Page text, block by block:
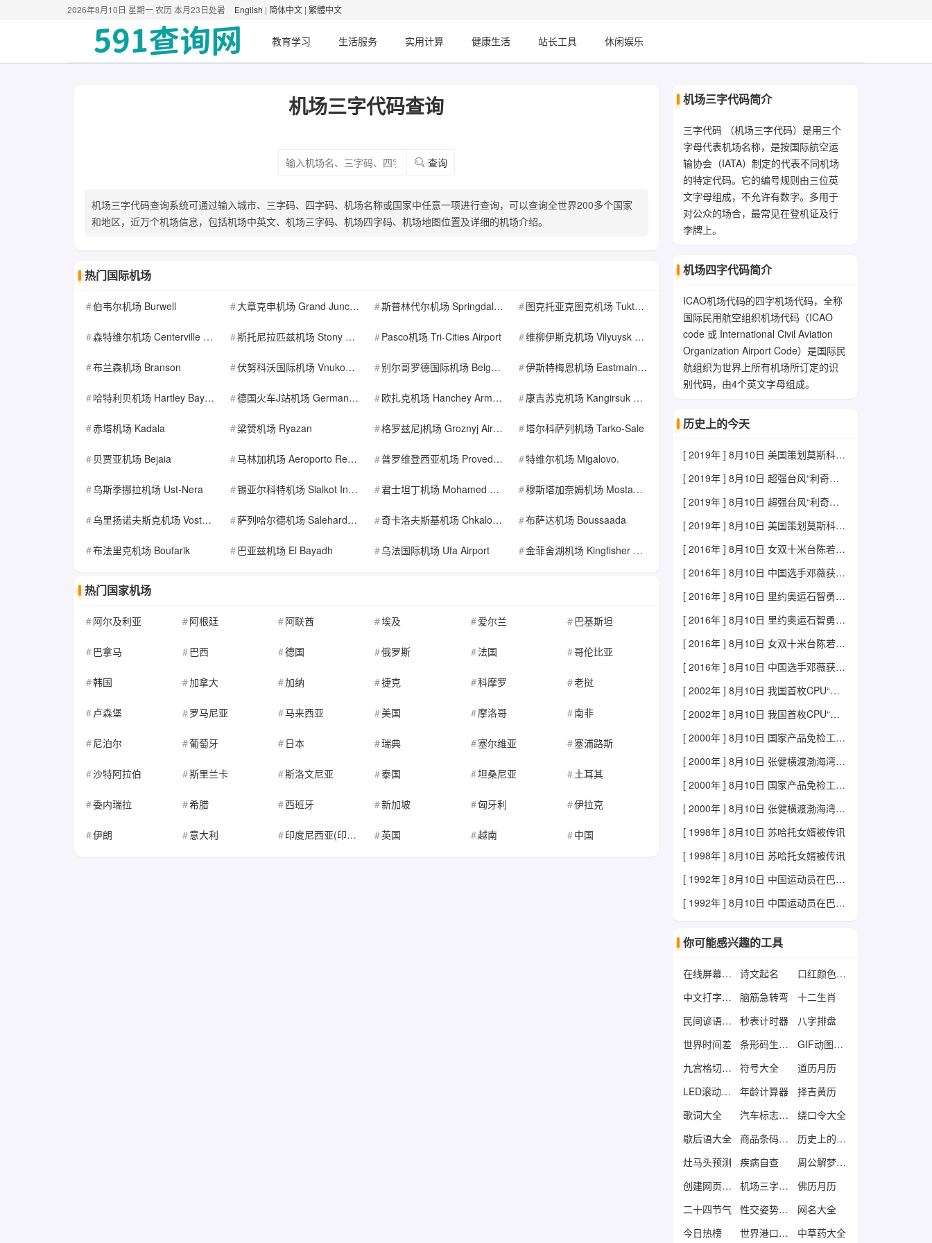
2026年8月10日 星期一 农历 本月23日处暑 English | 简体中文 | 繁體中文
教育学习 生活服务 实用计算 健康生活 站长工具 休闲娱乐
机场三字代码查询
查询
机场三字代码查询系统可通过输入城市、三字码、四字码、机场名称或国家中任意一项进行查询，可以查询全世界200多个国家
和地区，近万个机场信息，包括机场中英文、机场三字码、机场四字码、机场地图位置及详细的机场介绍。
热门国际机场
伯韦尔机场 Burwell 大章克申机场 Grand Junction Regional Airport 斯普林代尔机场 Springdale Municipal Airport 图克托亚克图克机场 Tuktoyaktuk Airport
森特维尔机场 Centerville Municipal Airport 斯托尼拉匹兹机场 Stony Rapids Airport Pasco机场 Tri-Cities Airport 维柳伊斯克机场 Vilyuysk Airport
布兰森机场 Branson 伏努科沃国际机场 Vnukovo International Airport 别尔哥罗德国际机场 Belgorod International Airport 伊斯特梅恩机场 Eastmain River Airport
哈特利贝机场 Hartley Bay Water Aerodrome Airport 德国火车J站机场 Germany Railways Zone J 欧扎克机场 Hanchey Army Heliport (Fort Rucker) 康吉苏克机场 Kangirsuk Airport
赤塔机场 Kadala 梁赞机场 Ryazan 格罗兹尼j机场 Groznyj Airport. 塔尔科萨列机场 Tarko-Sale
贝贾亚机场 Bejaia 马林加机场 Aeroporto Regional de Maringa 普罗维登西亚机场 Provedenia 特维尔机场 Migalovo.
乌斯季挪拉机场 Ust-Nera 锡亚尔科特机场 Sialkot International Airport 君士坦丁机场 Mohamed Boudiaf International Airport 穆斯塔加奈姆机场 Mostaganem Airport
乌里扬诺夫斯克机场 Vostochny 萨列哈尔德机场 Salehard North 奇卡洛夫斯基机场 Chkalovsky 布萨达机场 Boussaada
布法里克机场 Boufarik 巴亚兹机场 El Bayadh 乌法国际机场 Ufa Airport 金菲舍湖机场 Kingfisher Lake
热门国家机场
阿尔及利亚 阿根廷 阿联酋 埃及 爱尔兰 巴基斯坦
巴拿马 巴西 德国 俄罗斯 法国 哥伦比亚
韩国 加拿大 加纳 捷克 科摩罗 老挝
卢森堡 罗马尼亚 马来西亚 美国 摩洛哥 南非
尼泊尔 葡萄牙 日本 瑞典 塞尔维亚 塞浦路斯
沙特阿拉伯 斯里兰卡 斯洛文尼亚 泰国 坦桑尼亚 土耳其
委内瑞拉 希腊 西班牙 新加坡 匈牙利 伊拉克
伊朗 意大利 印度尼西亚(印尼) 英国 越南 中国
机场三字代码简介
三字代码 （机场三字代码）是用三个
字母代表机场名称，是按国际航空运
输协会（IATA）制定的代表不同机场
的特定代码。它的编号规则由三位英
文字母组成，不允许有数字。多用于
对公众的场合，最常见在登机证及行
李牌上。
机场四字代码简介
ICAO机场代码的四字机场代码，全称
国际民用航空组织机场代码（ICAO
code 或 International Civil Aviation
Organization Airport Code）是国际民
航组织为世界上所有机场所订定的识
别代码，由4个英文字母组成。
历史上的今天
[ 2019年 ] 8月10日 美国策划莫斯科动乱
[ 2019年 ] 8月10日 超强台风“利奇马”在浙江温岭登陆
[ 2019年 ] 8月10日 超强台风“利奇马”在浙江温岭登陆
[ 2019年 ] 8月10日 美国策划莫斯科动乱
[ 2016年 ] 8月10日 女双十米台陈若琳、刘蕙瑕夺冠
[ 2016年 ] 8月10日 中国选手邓薇获女子举重63公斤级金牌
[ 2016年 ] 8月10日 里约奥运石智勇获男子举重冠军
[ 2016年 ] 8月10日 里约奥运石智勇获男子举重冠军
[ 2016年 ] 8月10日 女双十米台陈若琳、刘蕙瑕夺冠
[ 2016年 ] 8月10日 中国选手邓薇获女子举重63公斤级金牌
[ 2002年 ] 8月10日 我国首枚CPU“龙芯1号”诞生
[ 2002年 ] 8月10日 我国首枚CPU“龙芯1号”诞生
[ 2000年 ] 8月10日 国家产品免检工作正式启动
[ 2000年 ] 8月10日 张健横渡渤海湾成功
[ 2000年 ] 8月10日 国家产品免检工作正式启动
[ 2000年 ] 8月10日 张健横渡渤海湾成功
[ 1998年 ] 8月10日 苏哈托女婿被传讯
[ 1998年 ] 8月10日 苏哈托女婿被传讯
[ 1992年 ] 8月10日 中国运动员在巴塞罗那奥运会取得巨大突破
[ 1992年 ] 8月10日 中国运动员在巴塞罗那奥运会取得巨大突破
你可能感兴趣的工具
在线屏幕测试工具 诗文起名
口红颜色大全
中文打字练习工具
脑筋急转弯
十二生肖
民间谚语大全
秒表计时器
八字排盘
世界时间差
条形码生成器
GIF动图制作
九宫格切图工具
符号大全
道历月历
LED滚动文字工具
年龄计算器
择吉黄历
歌词大全
汽车标志大全
绕口令大全
歇后语大全
商品条码查询
历史上的今天
灶马头预测
疾病自查
周公解梦大全
创建网页快捷方式
机场三字代码
佛历月历
二十四节气
性交姿势大全
网名大全
今日热榜
世界港口查询 中草药大全